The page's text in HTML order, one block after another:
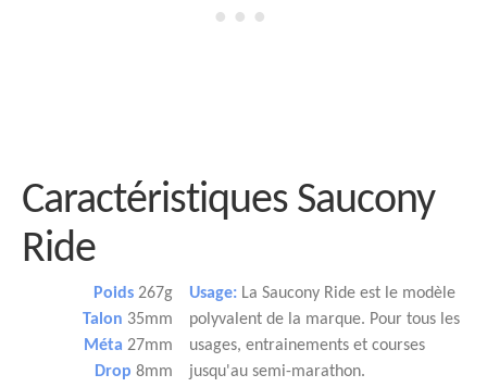
Caractéristiques Saucony
Ride
Poids 267g
Talon 35mm
Méta 27mm
Drop 8mm
Usage: La Saucony Ride est le modèle
polyvalent de la marque. Pour tous les
usages, entrainements et courses
jusqu'au semi-marathon.